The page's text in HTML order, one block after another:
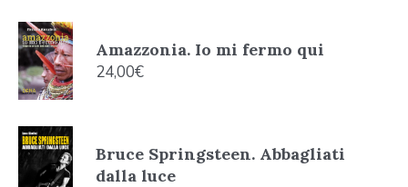
Amazzonia. Io mi fermo qui
24,00€
Bruce Springsteen. Abbagliati
dalla luce